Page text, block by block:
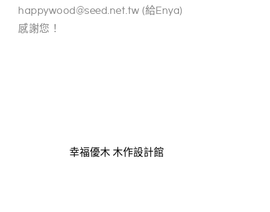
happywood@seed.net.tw (給Enya)
感謝您！
幸福優木 木作設計館